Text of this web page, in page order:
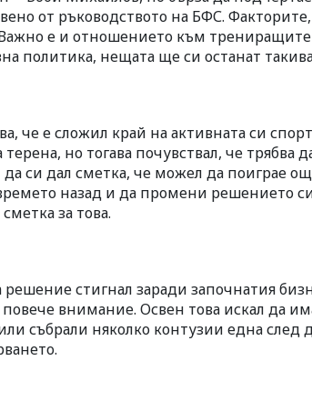
от ръководството на БФС.
е и отношението към трениращите
политика, нещата ще си останат
че е сложил край на активната си
но тогава почувствал, че трябва
си дал сметка, че можел да поиграе
назад и да промени решението
за това.
решение стигнал заради започнатия
внимание. Освен това искал да
събрали няколко контузии една